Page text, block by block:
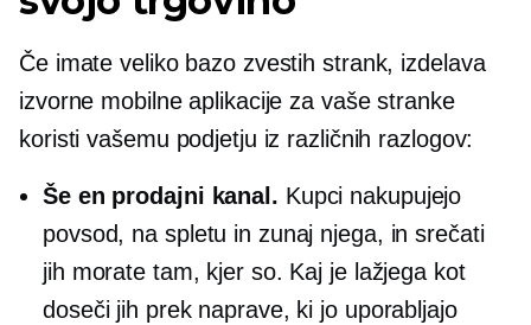
Če imate veliko bazo zvestih strank, izdelava
izvorne mobilne aplikacije za vaše stranke
koristi vašemu podjetju iz različnih razlogov:
Še en prodajni kanal. Kupci nakupujejo
povsod, na spletu in zunaj njega, in srečati
jih morate tam, kjer so. Kaj je lažjega kot
doseči jih prek naprave, ki jo uporabljajo